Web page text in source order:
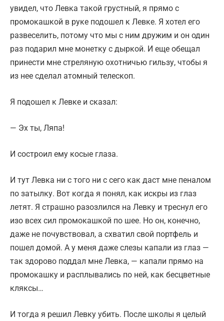
увидел, что Левка такой грустный, я прямо с
промокашкой в руке подошел к Левке. Я хотел его
развеселить, потому что мы с ним дружим и он один
раз подарил мне монетку с дыркой. И еще обещал
принести мне стреляную охотничью гильзу, чтобы я
из нее сделал атомный телескоп.
Я подошел к Левке и сказал:
— Эх ты, Ляпа!
И состроил ему косые глаза.
И тут Левка ни с того ни с сего как даст мне пеналом
по затылку. Вот когда я понял, как искры из глаз
летят. Я страшно разозлился на Левку и треснул его
изо всех сил промокашкой по шее. Но он, конечно,
даже не почувствовал, а схватил свой портфель и
пошел домой. А у меня даже слезы капали из глаз —
так здорово поддал мне Левка, — капали прямо на
промокашку и расплывались по ней, как бесцветные
кляксы…
И тогда я решил Левку убить. После школы я целый